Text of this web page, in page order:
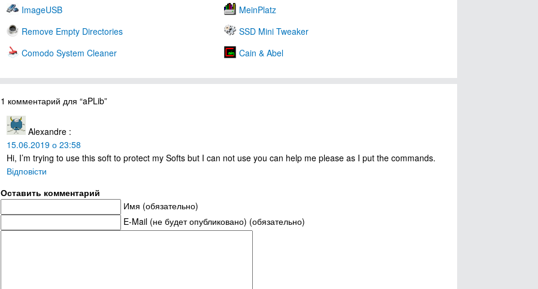
ImageUSB
MeinPlatz
Remove Empty Directories
SSD Mini Tweaker
Comodo System Cleaner
Cain & Abel
1 комментарий для “aPLib”
Alexandre :
15.06.2019 о 23:58
Hi, I’m trying to use this soft to protect my Softs but I can not use you can help me please as I put the commands.
Відповісти
Оставить комментарий
Имя (обязательно)
E-Mail (не будет опубликовано) (обязательно)